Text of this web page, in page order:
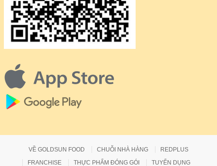
VỀ GOLDSUN FOOD CHUỖI NHÀ HÀNG
REDPLUS
FRANCHISE
THỰC PHẨM ĐÓNG GÓI TUYỂN DỤNG